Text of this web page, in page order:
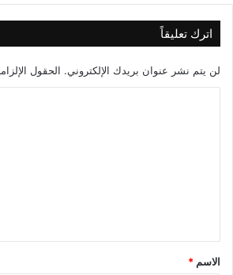
اترك تعليقاً
لن يتم نشر عنوان بريدك الإلكتروني. الحقول
الاسم *